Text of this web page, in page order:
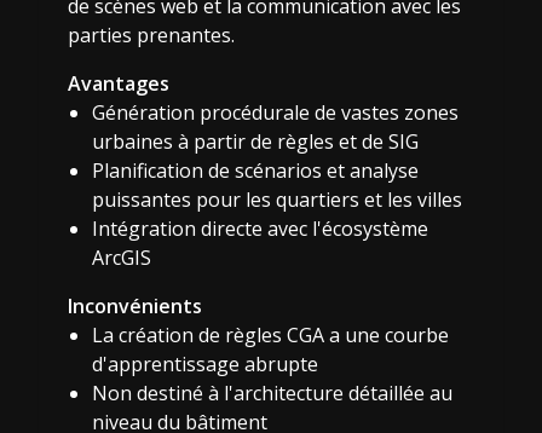
de scènes web et la communication avec les
parties prenantes.
Avantages
Génération procédurale de vastes zones
urbaines à partir de règles et de SIG
Planification de scénarios et analyse
puissantes pour les quartiers et les villes
Intégration directe avec l'écosystème
ArcGIS
Inconvénients
La création de règles CGA a une courbe
d'apprentissage abrupte
Non destiné à l'architecture détaillée au
niveau du bâtiment